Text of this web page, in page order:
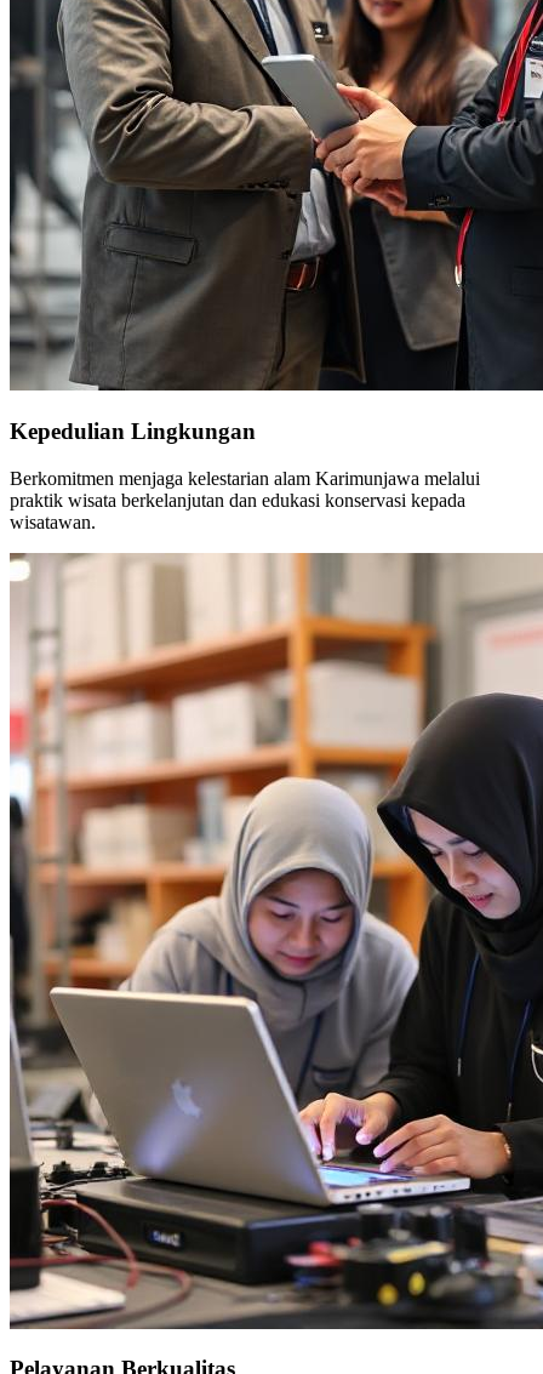
Kepedulian Lingkungan
Berkomitmen menjaga kelestarian alam Karimunjawa melalui
praktik wisata berkelanjutan dan edukasi konservasi kepada
wisatawan.
Pelayanan Berkualitas